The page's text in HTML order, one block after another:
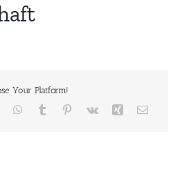
Your Platform!
WhatsApp
Tumblr Pinterest
Vk Xing E-